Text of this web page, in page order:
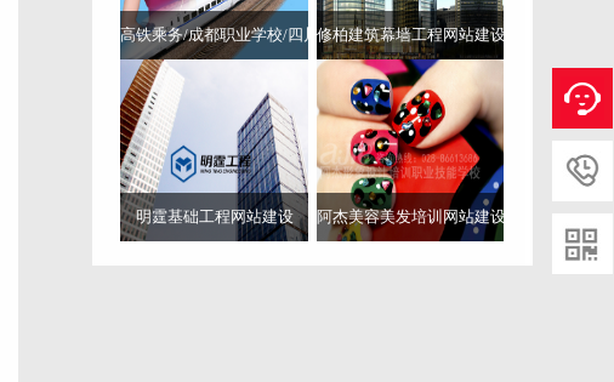
门seo seo公司 seo 网站优化比较好的公司 厦门seo公
司哪家好 快速提升网站关键词排名 百度seo排名优化
公司哪家好 成都网站推广公司哪家好 成都网站优化
多少钱
网站推广公司 成都网站推广 网站推广
关键
词排名
排名推广 关键词排名推广 HTTPS证书部署
HTTPS部署
关键词排名优化费用多少 关键词排名优
化多少钱
成都网站优化怎么收费 成都网站优化 网站
优化 关键词排名优化 排名优化 优化费用 成都网站
优化公司哪家好
成都网站设计公司 网站设计公司 成
都设计公司 设计公司 专业网站设计制作公司 成都专
业的网站搭建地址 成都专业建站公司哪里有 成都哪
高铁乘务/成都职业学校/四川高铁职业技术学校/···
修柏建筑幕墙工程网站建设
明霆基础工程网站建设 阿杰美容美发培训网站建设